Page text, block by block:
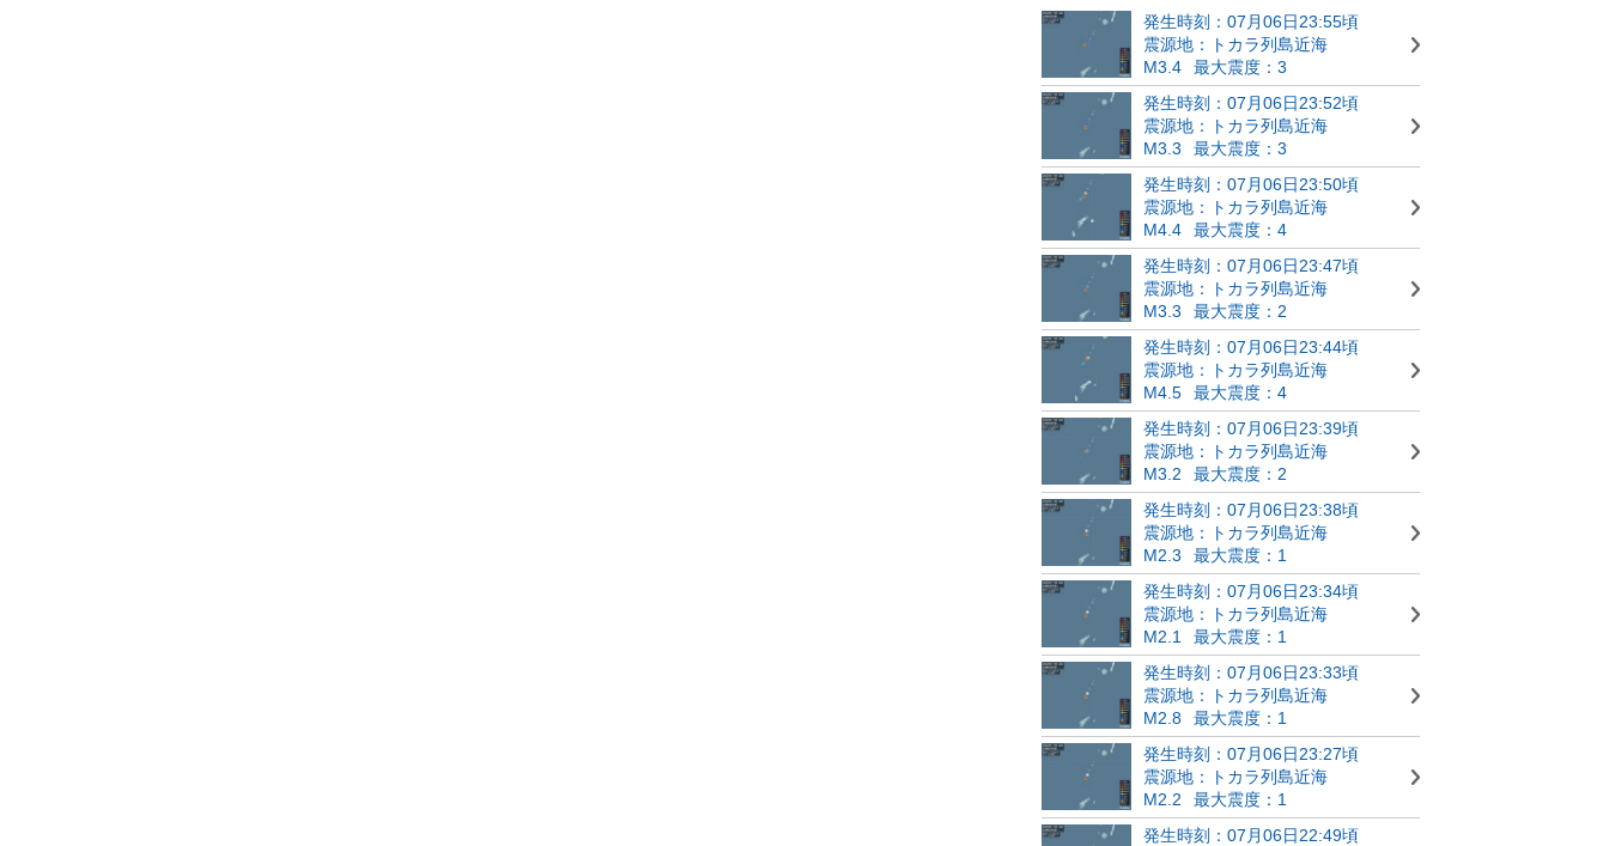
発生時刻：07月06日23:55頃
震源地：トカラ列島近海
M3.4
最大震度：3
発生時刻：07月06日23:52頃
震源地：トカラ列島近海
M3.3
最大震度：3
発生時刻：07月06日23:50頃
震源地：トカラ列島近海
M4.4
最大震度：4
発生時刻：07月06日23:47頃
震源地：トカラ列島近海
M3.3
最大震度：2
発生時刻：07月06日23:44頃
震源地：トカラ列島近海
M4.5
最大震度：4
発生時刻：07月06日23:39頃
震源地：トカラ列島近海
M3.2
最大震度：2
発生時刻：07月06日23:38頃
震源地：トカラ列島近海
M2.3
最大震度：1
発生時刻：07月06日23:34頃
震源地：トカラ列島近海
M2.1
最大震度：1
発生時刻：07月06日23:33頃
震源地：トカラ列島近海
M2.8
最大震度：1
発生時刻：07月06日23:27頃
震源地：トカラ列島近海
M2.2
最大震度：1
発生時刻：07月06日22:49頃